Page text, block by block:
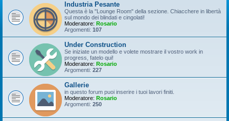
Industria Pesante
Questa è la "Lounge Room" della sezione. Chiacchere in libertà
sul mondo dei blindati e cingolati!
Moderatore: Rosario
Argomenti: 107
Under Construction
Se iniziate un modello e volete mostrare il vostro work in
progress, fatelo qui!
Moderatore: Rosario
Argomenti: 227
Gallerie
in questo forum puoi inserire i tuoi lavori finiti.
Moderatore: Rosario
Argomenti: 250